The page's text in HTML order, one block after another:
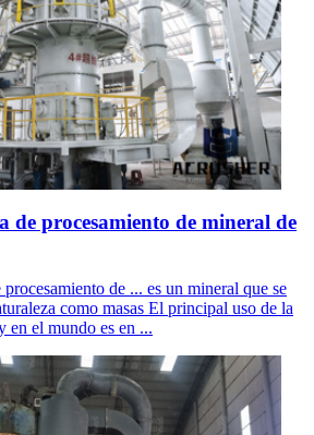
de procesamiento de mineral de
de ... es un mineral que se
como masas El principal uso de la
en el mundo es en ...